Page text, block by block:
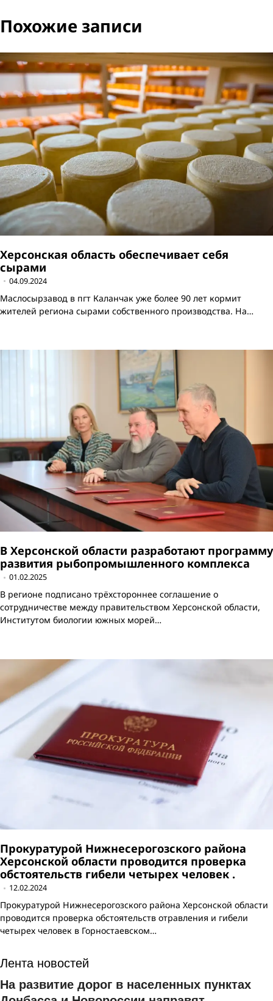
Похожие записи
Херсонская область обеспечивает себя
сырами
04.09.2024
Маслосырзавод в пгт Каланчак уже более 90 лет кормит
жителей региона сырами собственного производства. На…
В Херсонской области разработают программу
развития рыбопромышленного комплекса
01.02.2025
В регионе подписано трёхстороннее соглашение о
сотрудничестве между правительством Херсонской области,
Институтом биологии южных морей…
Прокуратурой Нижнесерогозского района
Херсонской области проводится проверка
обстоятельств гибели четырех человек .
12.02.2024
Прокуратурой Нижнесерогозского района Херсонской области
проводится проверка обстоятельств отравления и гибели
четырех человек в Горностаевском…
Лента новостей
На развитие дорог в населенных пунктах